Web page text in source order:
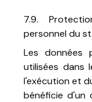
7.9.
personnel du
Les données
utilisées dans
l'exécution et
bénéficie d'un